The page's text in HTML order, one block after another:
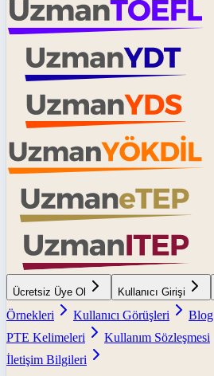
Ücretsiz Üye Ol Kullanıcı Girişi
Örnekleri
Kullanıcı Görüşleri Blog
PTE Kelimeleri
Kullanım Sözleşmesi
İletişim Bilgileri